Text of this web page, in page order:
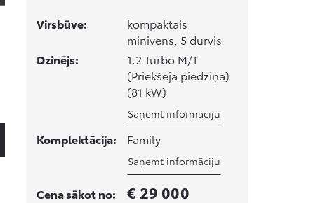
Virsbūve:
kompaktais
minivens, 5 durvis
Dzinējs:
1.2 Turbo M/T
(Priekšējā piedziņa)
(81 kW)
Saņemt informāciju
Komplektācija: Family
Saņemt informāciju
Cena sākot no: € 29 000